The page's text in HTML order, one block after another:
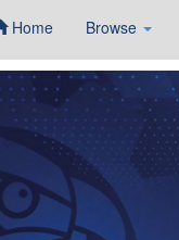
Home Browse